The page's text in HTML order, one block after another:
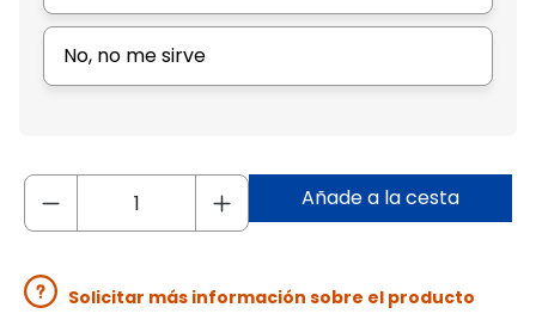
No, no me sirve
Añade a la cesta
Solicitar más información sobre el producto